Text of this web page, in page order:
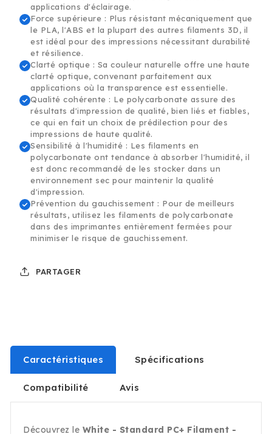
applications d'éclairage.
Force supérieure : Plus résistant mécaniquement que
le PLA, l'ABS et la plupart des autres filaments 3D, il
est idéal pour des impressions nécessitant durabilité
et résilience.
Clarté optique : Sa couleur naturelle offre une haute
clarté optique, convenant parfaitement aux
applications où la transparence est essentielle.
Qualité cohérente : Le polycarbonate assure des
résultats d'impression de qualité, bien liés et fiables,
ce qui en fait un choix de prédilection pour des
impressions de haute qualité.
Sensibilité à l'humidité : Les filaments en
polycarbonate ont tendance à absorber l'humidité, il
est donc recommandé de les stocker dans un
environnement sec pour maintenir la qualité
d'impression.
Prévention du gauchissement : Pour de meilleurs
résultats, utilisez les filaments de polycarbonate
dans des imprimantes entièrement fermées pour
minimiser le risque de gauchissement.
PARTAGER
Caractéristiques Spécifications
Compatibilité Avis
Découvrez le White - Standard PC+ Filament -